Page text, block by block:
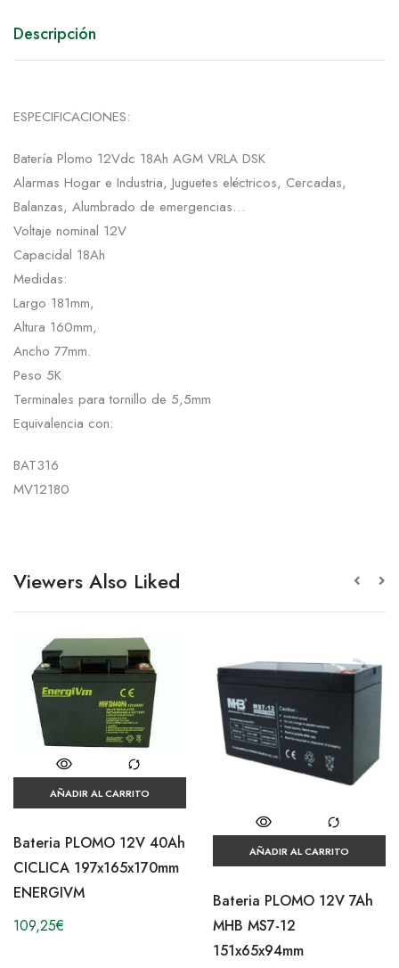
Descripción
ESPECIFICACIONES:
Batería Plomo 12Vdc 18Ah AGM VRLA DSK
Alarmas Hogar e Industria, Juguetes eléctricos, Cercadas,
Balanzas, Alumbrado de emergencias…
Voltaje nominal 12V
Capacidal 18Ah
Medidas:
Largo 181mm,
Altura 160mm,
Ancho 77mm.
Peso 5K
Terminales para tornillo de 5,5mm
Equivalencia con:
BAT316
MV12180
Viewers Also Liked
AÑADIR AL CARRITO
Bateria PLOMO 12V 40Ah
CICLICA 197x165x170mm
ENERGIVM
109,25€
AÑADIR AL CARRITO
Bateria PLOMO 12V 7Ah
MHB MS7-12
151x65x94mm